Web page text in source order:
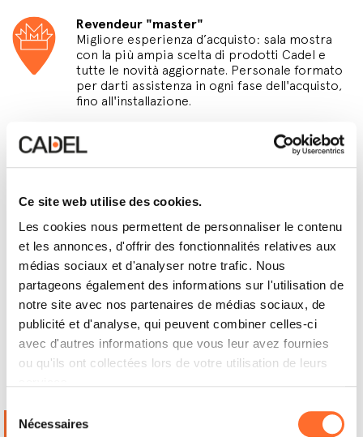
Ce site web utilise des cookies.
Les cookies nous permettent de personnaliser le contenu
et les annonces, d'offrir des fonctionnalités relatives aux
médias sociaux et d'analyser notre trafic. Nous
partageons également des informations sur l'utilisation de
notre site avec nos partenaires de médias sociaux, de
publicité et d'analyse, qui peuvent combiner celles-ci
avec d'autres informations que vous leur avez fournies
ou qu'ils ont collectées lors de votre utilisation de leurs
Sélection
Nécessaires
Revendeur "master"
Migliore esperienza d’acquisto: sala mostra
con la più ampia scelta di prodotti Cadel e
tutte le novità aggiornate. Personale formato
per darti assistenza in ogni fase dell'acquisto,
fino all'installazione.
Cadel revendeur autorisée
Offre un'accurata selezione dei prodotti Cadel
soluzione più adatta alle tue esigenze.
Punto Vendita
Una selezione dei principali prodotti Cadel e
personale pronto a darti informazioni.
SARL FIOUL TECH